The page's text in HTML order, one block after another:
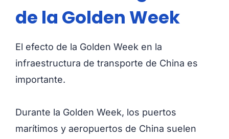
de la Golden Week
El efecto de la Golden Week en la
infraestructura de transporte de China es
importante.
Durante la Golden Week, los puertos
marítimos y aeropuertos de China suelen